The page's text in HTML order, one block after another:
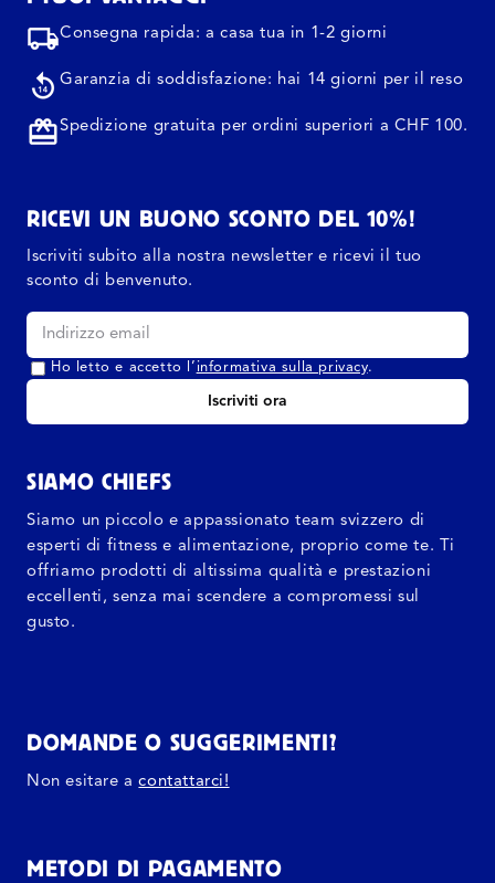
Consegna rapida: a casa tua in 1-2 giorni
Garanzia di soddisfazione: hai 14 giorni per il reso
Spedizione gratuita per ordini superiori a CHF 100.
RICEVI UN BUONO SCONTO DEL 10%!
Iscriviti subito alla nostra newsletter e ricevi il tuo
sconto di benvenuto.
Ho letto e accetto l’ informativa sulla privacy.
Iscriviti ora
SIAMO CHIEFS
Siamo un piccolo e appassionato team svizzero di
esperti di fitness e alimentazione, proprio come te. Ti
offriamo prodotti di altissima qualità e prestazioni
eccellenti, senza mai scendere a compromessi sul
gusto.
DOMANDE O SUGGERIMENTI?
Non esitare acontattarci!
METODI DI PAGAMENTO